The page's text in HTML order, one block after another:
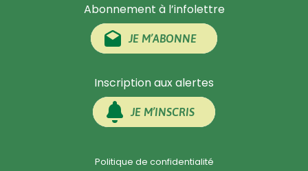
Abonnement à l’infolettre
JE M’ABONNE
Inscription aux alertes
JE M’INSCRIS
Politique de confidentialité